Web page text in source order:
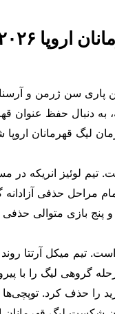
لیگ قهرمانان اروپا در سال ۲۰۲۶
دنبال حفظ عنوان
لیگ قهرمانان اروپا
لوئیز انریکه در
مراحل حذفی آزادانه
تیم میکل آرتتا روند
گروهی لیگ را با